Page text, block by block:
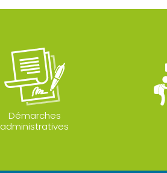
Démarches
administratives